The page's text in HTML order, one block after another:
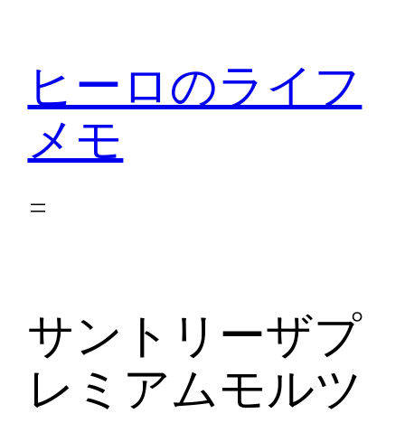
ヒーロのライフ
メモ
サントリーザプ
レミアムモルツ